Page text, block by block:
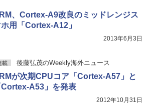
、Cortex-A9改良のミッドレンジス
用「Cortex-A12」
2013年6月3日
載 後藤弘茂のWeekly海外ニュース
が次期CPUコア「Cortex-A57」と
Cortex-A53」を発表
2012年10月31日